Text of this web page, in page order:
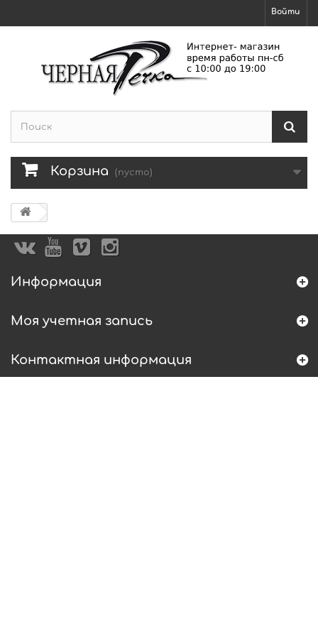
Войти
Корзина (пусто)
Информация
Моя учетная запись
Контактная информация